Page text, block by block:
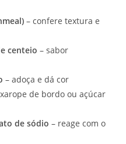
– confere textura e
centeio – sabor
– adoça e dá cor
de bordo ou açúcar
de sódio – reage com o